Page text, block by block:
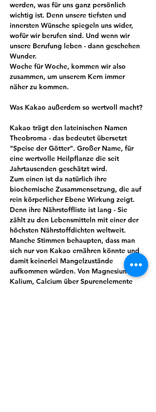
werden, was für uns ganz persönlich
wichtig ist. Denn unsere tiefsten und
innersten Wünsche spiegeln uns wider,
wofür wir berufen sind. Und wenn wir
unsere Berufung leben - dann geschehen
Wunder.
Woche für Woche, kommen wir also
zusammen, um unserem Kern immer
näher zu kommen.
Was Kakao außerdem so wertvoll macht?
Kakao trägt den lateinischen Namen
Theobroma - das bedeutet übersetzt
"Speise der Götter". Großer Name, für
eine wertvolle Heilpflanze die seit
Jahrtausenden geschätzt wird.
Zum einen ist da natürlich ihre
biochemische Zusammensetzung, die auf
rein körperlicher Ebene Wirkung zeigt.
Denn ihre Nährstoffliste ist lang - Sie
zählt zu den Lebensmitteln mit einer der
höchsten Nährstoffdichten weltweit.
Manche Stimmen behaupten, dass man
sich nur von Kakao ernähren könnte und
damit keinerlei Mangelzustände
aufkommen würden. Von Magnesium,
Kalium, Calcium über Spurenelemente